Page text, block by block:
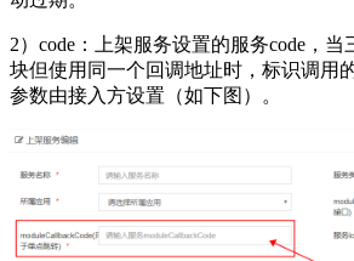
2）code：上架服务设置的服务code，
块但使用同一个回调地址时，标识调用
参数由接入方设置（如下图）。